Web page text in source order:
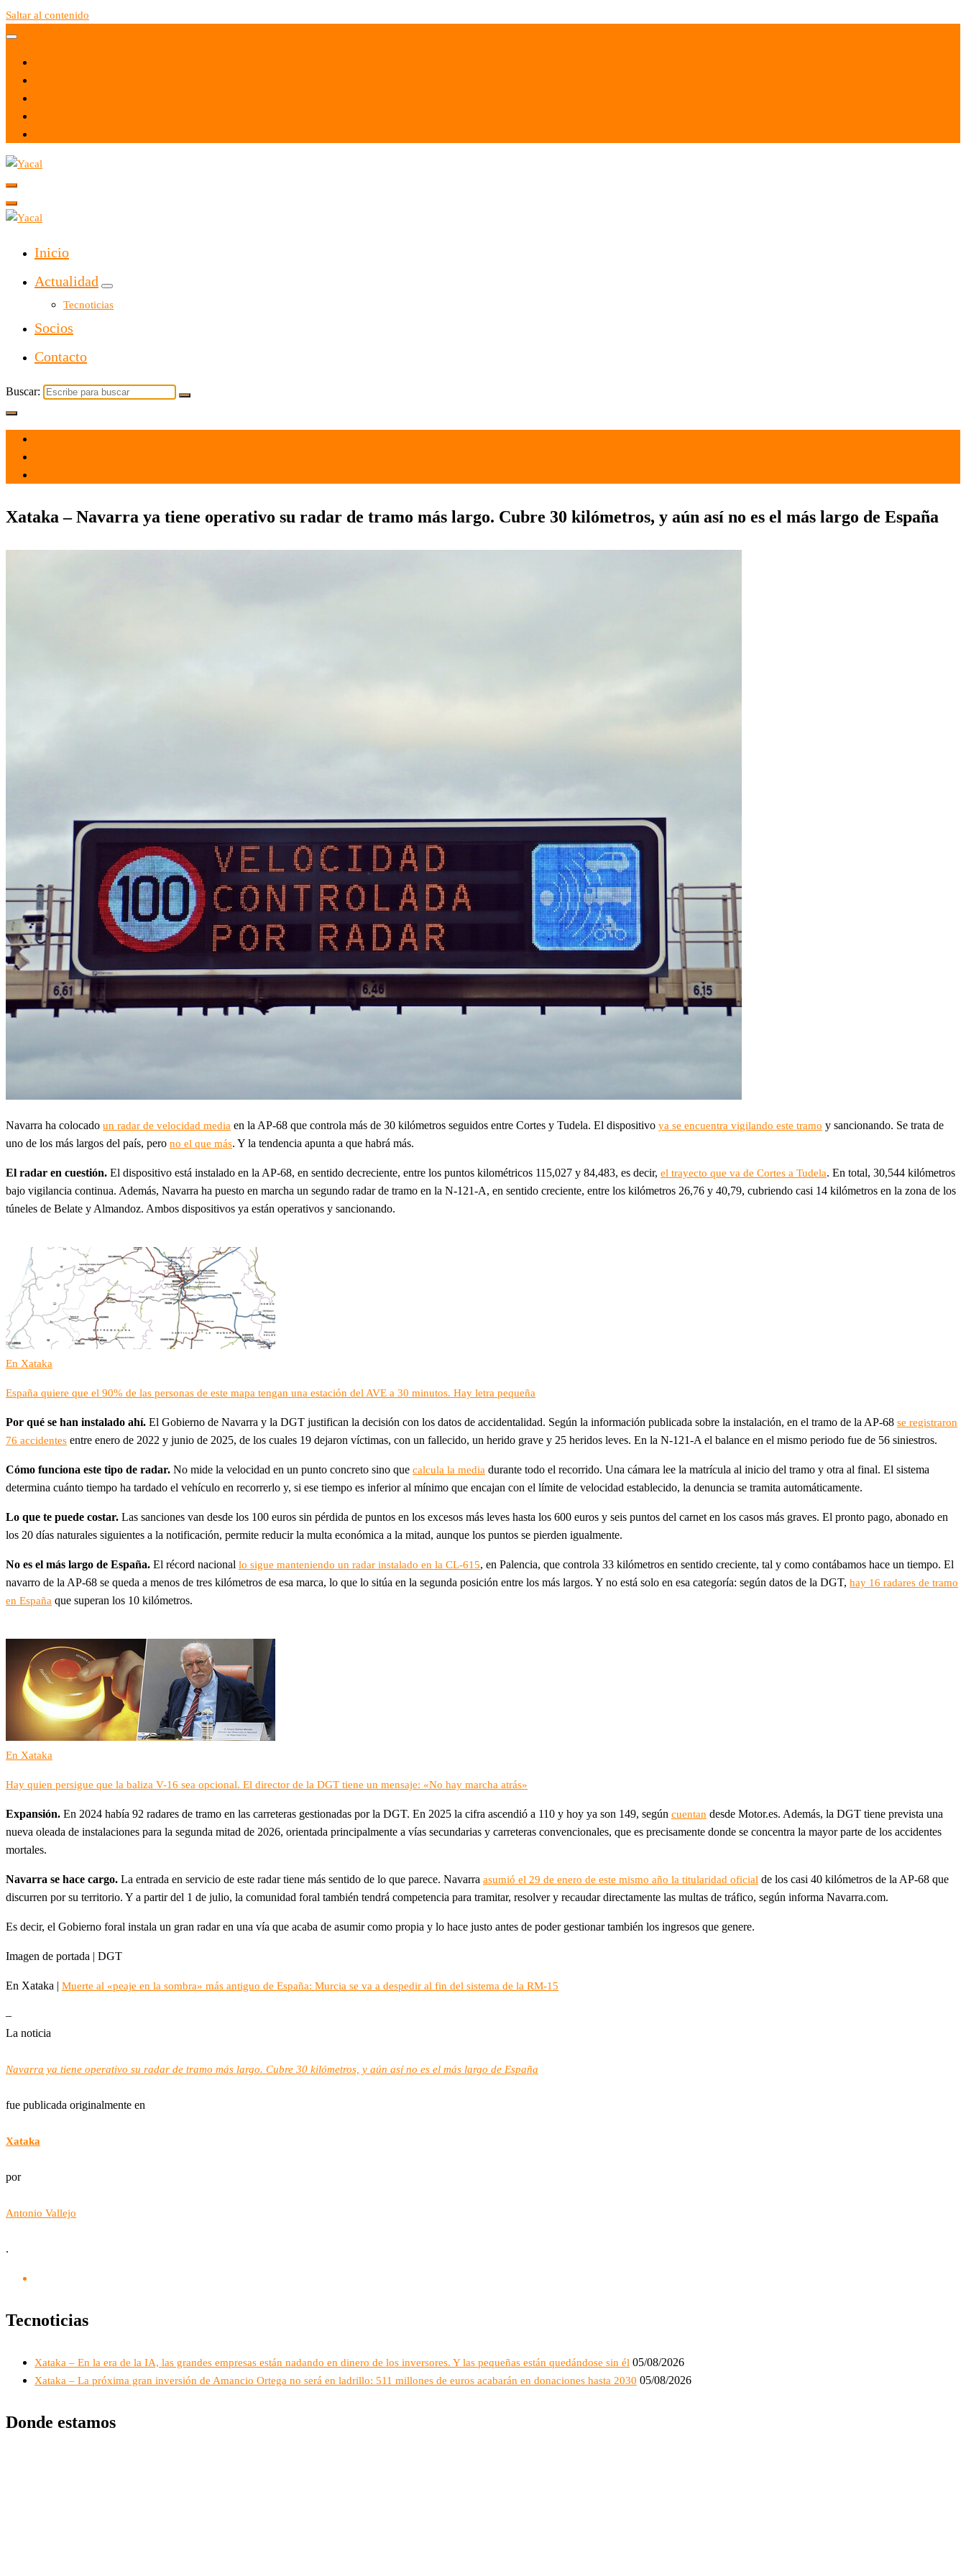
Saltar al contenido
Yacal micro hosting
Inicio
Actualidad
Tecnoticias
Socios
Contacto
Buscar:
Xataka – Navarra ya tiene operativo su radar de tramo más largo. Cubre 30 kilómetros, y aún así no es el más largo de España
Navarra ha colocado un radar de velocidad media en la AP-68 que controla más de 30 kilómetros seguidos entre Cortes y Tudela. El dispositivo ya se encuentra vigilando este tramo y sancionando. Se trata de
uno de los más largos del país, pero no el que más. Y la tendencia apunta a que habrá más.
El radar en cuestión. El dispositivo está instalado en la AP-68, en sentido decreciente, entre los puntos kilométricos 115,027 y 84,483, es decir, el trayecto que va de Cortes a Tudela. En total, 30,544 kilómetros
bajo vigilancia continua. Además, Navarra ha puesto en marcha un segundo radar de tramo en la N-121-A, en sentido creciente, entre los kilómetros 26,76 y 40,79, cubriendo casi 14 kilómetros en la zona de los
túneles de Belate y Almandoz. Ambos dispositivos ya están operativos y sancionando.
En Xataka
España quiere que el 90% de las personas de este mapa tengan una estación del AVE a 30 minutos. Hay letra pequeña
Por qué se han instalado ahí. El Gobierno de Navarra y la DGT justifican la decisión con los datos de accidentalidad. Según la información publicada sobre la instalación, en el tramo de la AP-68 se registraron
76 accidentes entre enero de 2022 y junio de 2025, de los cuales 19 dejaron víctimas, con un fallecido, un herido grave y 25 heridos leves. En la N-121-A el balance en el mismo periodo fue de 56 siniestros.
Cómo funciona este tipo de radar. No mide la velocidad en un punto concreto sino que calcula la media durante todo el recorrido. Una cámara lee la matrícula al inicio del tramo y otra al final. El sistema
determina cuánto tiempo ha tardado el vehículo en recorrerlo y, si ese tiempo es inferior al mínimo que encajan con el límite de velocidad establecido, la denuncia se tramita automáticamente.
Lo que te puede costar. Las sanciones van desde los 100 euros sin pérdida de puntos en los excesos más leves hasta los 600 euros y seis puntos del carnet en los casos más graves. El pronto pago, abonado en
los 20 días naturales siguientes a la notificación, permite reducir la multa económica a la mitad, aunque los puntos se pierden igualmente.
No es el más largo de España. El récord nacional lo sigue manteniendo un radar instalado en la CL-615, en Palencia, que controla 33 kilómetros en sentido creciente, tal y como contábamos hace un tiempo. El
navarro de la AP-68 se queda a menos de tres kilómetros de esa marca, lo que lo sitúa en la segunda posición entre los más largos. Y no está solo en esa categoría: según datos de la DGT, hay 16 radares de tramo
en España que superan los 10 kilómetros.
En Xataka
Hay quien persigue que la baliza V-16 sea opcional. El director de la DGT tiene un mensaje: «No hay marcha atrás»
Expansión. En 2024 había 92 radares de tramo en las carreteras gestionadas por la DGT. En 2025 la cifra ascendió a 110 y hoy ya son 149, según cuentan desde Motor.es. Además, la DGT tiene prevista una
nueva oleada de instalaciones para la segunda mitad de 2026, orientada principalmente a vías secundarias y carreteras convencionales, que es precisamente donde se concentra la mayor parte de los accidentes
mortales.
Navarra se hace cargo. La entrada en servicio de este radar tiene más sentido de lo que parece. Navarra asumió el 29 de enero de este mismo año la titularidad oficial de los casi 40 kilómetros de la AP-68 que
discurren por su territorio. Y a partir del 1 de julio, la comunidad foral también tendrá competencia para tramitar, resolver y recaudar directamente las multas de tráfico, según informa Navarra.com.
Es decir, el Gobierno foral instala un gran radar en una vía que acaba de asumir como propia y lo hace justo antes de poder gestionar también los ingresos que genere.
Imagen de portada | DGT
En Xataka | Muerte al «peaje en la sombra» más antiguo de España: Murcia se va a despedir al fin del sistema de la RM-15
–
La noticia
Navarra ya tiene operativo su radar de tramo más largo. Cubre 30 kilómetros, y aún así no es el más largo de España
fue publicada originalmente en
Xataka
por
Antonio Vallejo
.
Tecnoticias
Xataka – En la era de la IA, las grandes empresas están nadando en dinero de los inversores. Y las pequeñas están quedándose sin él 05/08/2026
Xataka – La próxima gran inversión de Amancio Ortega no será en ladrillo: 511 millones de euros acabarán en donaciones hasta 2030 05/08/2026
Donde estamos